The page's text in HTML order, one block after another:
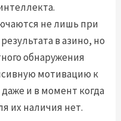
не лишь при
в азино, но
обнаружения
мотивацию к
и в момент когда
их наличия нет.